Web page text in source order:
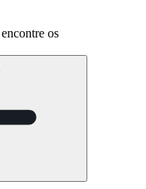
os